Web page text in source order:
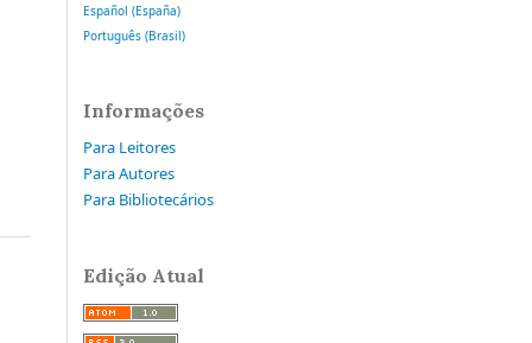
Español (España)
Português (Brasil)
Informações
Para Leitores
Para Autores
Para Bibliotecários
Edição Atual